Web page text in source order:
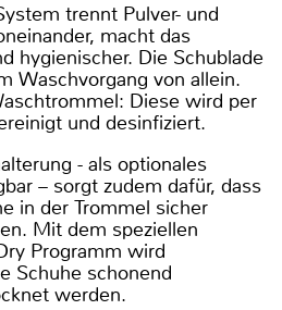
trennt Pulver- und
macht das
hygienischer. Die Schublade
Waschvorgang von allein.
Diese wird per
und desinfiziert.
- als optionales
– sorgt zudem dafür, dass
in der Trommel sicher
Mit dem speziellen
Programm wird
Schuhe schonend
werden.